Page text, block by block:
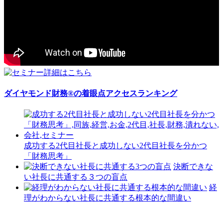
ダイヤモンド財務®の着眼点アクセスランキング
成功する2代目社長と成功しない2代目社長を分かつ
「財務思考」
決断できな
い社長に共通する３つの盲点
経
理がわからない社長に共通する根本的な間違い